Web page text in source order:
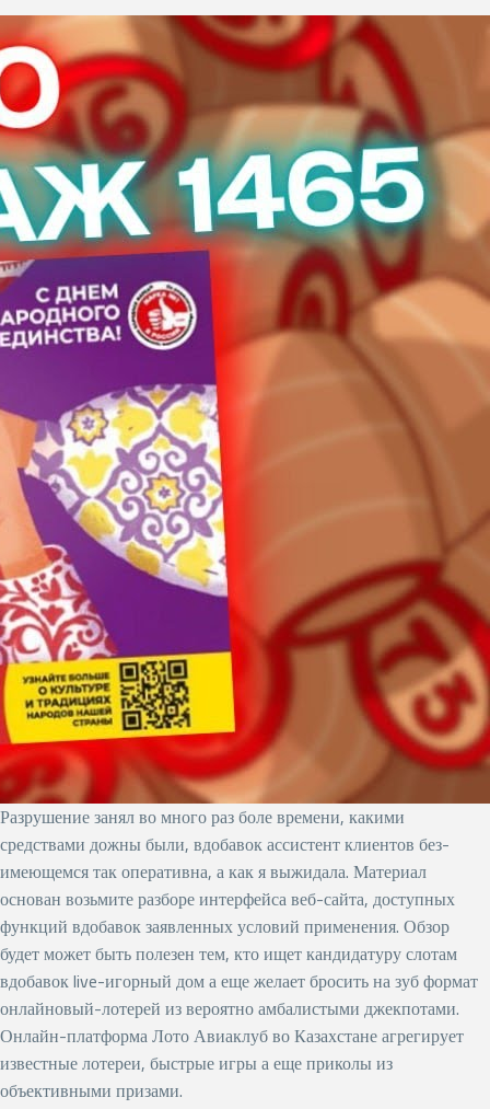
Разрушение занял во много раз боле времени, какими
средствами дожны были, вдобавок ассистент клиентов без-
имеющемся так оперативна, а как я выжидала. Материал
основан возьмите разборе интерфейса веб-сайта, доступных
функций вдобавок заявленных условий применения. Обзор
будет может быть полезен тем, кто ищет кандидатуру слотам
вдобавок live-игорный дом а еще желает бросить на зуб формат
онлайновый-лотерей из вероятно амбалистыми джекпотами.
Онлайн-платформа Лото Авиаклуб во Казахстане агрегирует
известные лотереи, быстрые игры а еще приколы из
объективными призами.